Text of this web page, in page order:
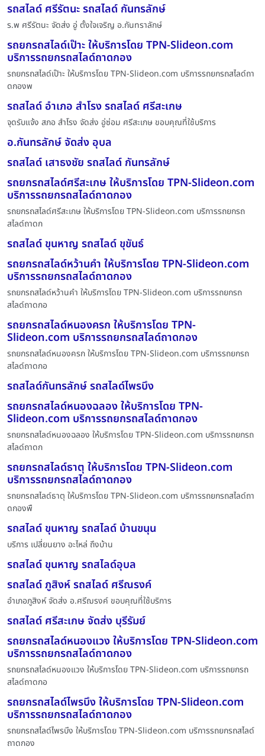
รถสไลด์ ศรีรัตนะ รถสไลด์ กันทรลักษ์
ร.พ ศรีรัตนะ จัดส่ง อู่ ตั้งใจเจริญ อ.กันทราลักษ์
รถยกรถสไลด์เป๊าะ ให้บริการโดย TPN-Slideon.com
บริการรถยกรถสไลด์ถาดกอง
รถยกรถสไลด์เป๊าะ ให้บริการโดย TPN-Slideon.com บริการรถยกรถสไลด์ถา
ดกองพ
รถสไลด์ อำเภอ สำโรง รถสไลด์ ศรีสะเกษ
จุดรับแจ้ง สภอ สำโรง จัดส่ง อู่ซ่อม ศรีสะเกษ ขอบคุณที่ใช้บริการ
อ.กันทรลักษ์ จัดส่ง อุบล
รถสไลด์ เสาธงชัย รถสไลด์ กันทรลักษ์
รถยกรถสไลด์ศรีสะเกษ ให้บริการโดย TPN-Slideon.com
บริการรถยกรถสไลด์ถาดกอง
รถยกรถสไลด์ศรีสะเกษ ให้บริการโดย TPN-Slideon.com บริการรถยกรถ
สไลด์ถาดก
รถสไลด์ ขุนหาญ รถสไลด์ ขุขันธ์
รถยกรถสไลด์หว้านคำ ให้บริการโดย TPN-Slideon.com
บริการรถยกรถสไลด์ถาดกอง
รถยกรถสไลด์หว้านคำ ให้บริการโดย TPN-Slideon.com บริการรถยกรถ
สไลด์ถาดกอ
รถยกรถสไลด์หนองครก ให้บริการโดย TPN-
Slideon.com บริการรถยกรถสไลด์ถาดกอง
รถยกรถสไลด์หนองครก ให้บริการโดย TPN-Slideon.com บริการรถยกรถ
สไลด์ถาดกอ
รถสไลด์กันทรลักษ์ รถสไลด์ไพรบึง
รถยกรถสไลด์หนองฉลอง ให้บริการโดย TPN-
Slideon.com บริการรถยกรถสไลด์ถาดกอง
รถยกรถสไลด์หนองฉลอง ให้บริการโดย TPN-Slideon.com บริการรถยกรถ
สไลด์ถาดก
รถยกรถสไลด์ธาตุ ให้บริการโดย TPN-Slideon.com
บริการรถยกรถสไลด์ถาดกอง
รถยกรถสไลด์ธาตุ ให้บริการโดย TPN-Slideon.com บริการรถยกรถสไลด์ถา
ดกองพื
รถสไลด์ ขุนหาญ รถสไลด์ บ้านขนุน
บริการ เปลี่ยนยาง อะไหล่ ถึงบ้าน
รถสไลด์ ขุนหาญ รถสไลด์อุบล
รถสไลด์ ภูสิงห์ รถสไลด์ ศรีณรงค์
อำเภอภูสิงห์ จัดส่ง อ.ศรีฌรงค์ ขอบคุณที่ใช้บริการ
รถสไลด์ ศรีสะเกษ จัดส่ง บุรีรัมย์
รถยกรถสไลด์หนองแวง ให้บริการโดย TPN-Slideon.com
บริการรถยกรถสไลด์ถาดกอง
รถยกรถสไลด์หนองแวง ให้บริการโดย TPN-Slideon.com บริการรถยกรถ
สไลด์ถาดกอ
รถยกรถสไลด์ไพรบึง ให้บริการโดย TPN-Slideon.com
บริการรถยกรถสไลด์ถาดกอง
รถยกรถสไลด์ไพรบึง ให้บริการโดย TPN-Slideon.com บริการรถยกรถสไลด์
ถาดกอง